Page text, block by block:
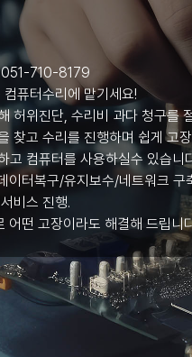
051-710-8179
퓨터수리에 맡기세요!
허위진단, 수리비 과다 청구를
찾고 수리를 진행하며 쉽게 고
고 컴퓨터를 사용하실수 있습니
이터복구/유지보수/네트워크 구
비스 진행.
떤 고장이라도 해결해 드립니